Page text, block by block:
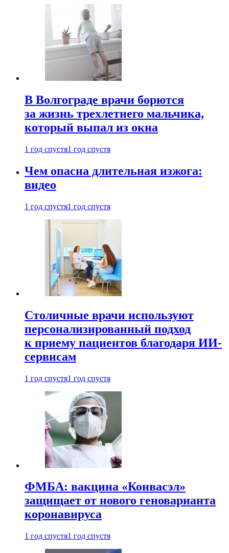
В Волгограде врачи борются
за жизнь трехлетнего мальчика,
который выпал из окна
1 год спустя1 год спустя
Чем опасна длительная изжога:
видео
1 год спустя1 год спустя
Столичные врачи используют
персонализированный подход
к приему пациентов благодаря ИИ-
сервисам
1 год спустя1 год спустя
ФМБА: вакцина «Конвасэл»
защищает от нового геноварианта
коронавируса
1 год спустя1 год спустя